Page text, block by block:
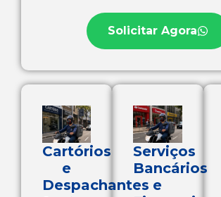
Solicitar Agora
Cartórios
e
Despachantes
Serviços
Bancários
e